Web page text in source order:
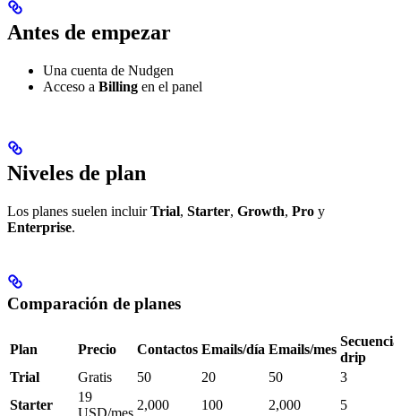
Antes de empezar
Una cuenta de Nudgen
Acceso a Billing en el panel
Niveles de plan
Los planes suelen incluirTrial, Starter, Growth, Pro y
Enterprise.
Comparación de planes
Plan Precio Contactos Emails/día Emails/mes
drip
Trial
Gratis 50 20 50
3
Starter
19
USD/mes
2,000 100 2,000 5